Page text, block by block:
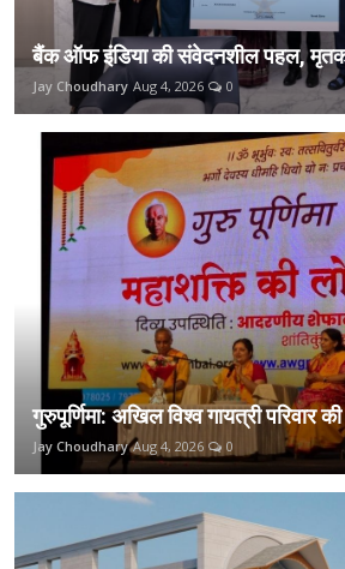
बैंक ऑफ इंडिया की संवेदनशील पहल, मृतक
Jay Choudhary Aug 4, 2026 0
गुरुपूर्णिमा: अखिल विश्व गायत्री परिवार
Jay Choudhary Aug 4, 2026 0